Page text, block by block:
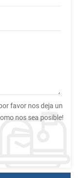
favor nos deja un
nos sea posible!